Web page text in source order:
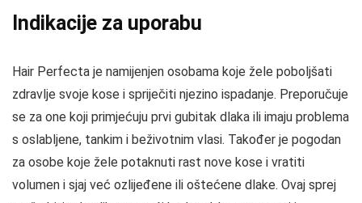
Indikacije za uporabu
Hair Perfecta je namijenjen osobama koje žele poboljšati
zdravlje svoje kose i spriječiti njezino ispadanje. Preporučuje
se za one koji primjećuju prvi gubitak dlaka ili imaju problema
s oslabljene, tankim i beživotnim vlasi. Također je pogodan
za osobe koje žele potaknuti rast nove kose i vratiti
volumen i sjaj već ozlijeđene ili oštećene dlake. Ovaj sprej